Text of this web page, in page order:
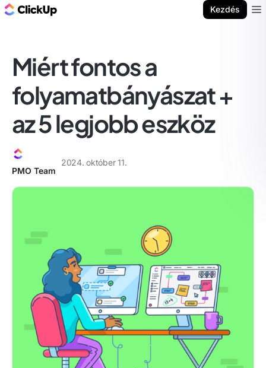
Kezdés
Miért fontos a
folyamatbányászat +
az 5 legjobb eszköz
PMO Team
2024. október 11.